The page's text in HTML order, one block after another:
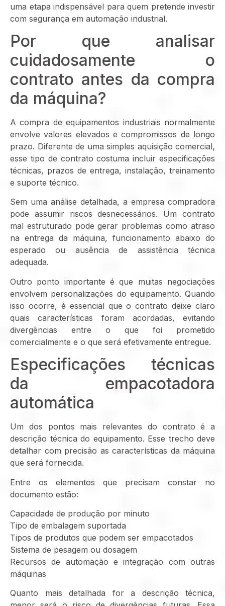
uma etapa indispensável para quem pretende investir
com segurança em automação industrial.
Por que analisar
cuidadosamente o
contrato antes da compra
da máquina?
A compra de equipamentos industriais normalmente
envolve valores elevados e compromissos de longo
prazo. Diferente de uma simples aquisição comercial,
esse tipo de contrato costuma incluir especificações
técnicas, prazos de entrega, instalação, treinamento
e suporte técnico.
Sem uma análise detalhada, a empresa compradora
pode assumir riscos desnecessários. Um contrato
mal estruturado pode gerar problemas como atraso
na entrega da máquina, funcionamento abaixo do
esperado ou ausência de assistência técnica
adequada.
Outro ponto importante é que muitas negociações
envolvem personalizações do equipamento. Quando
isso ocorre, é essencial que o contrato deixe claro
quais características foram acordadas, evitando
divergências entre o que foi prometido
comercialmente e o que será efetivamente entregue.
Especificações técnicas
da empacotadora
automática
Um dos pontos mais relevantes do contrato é a
descrição técnica do equipamento. Esse trecho deve
detalhar com precisão as características da máquina
que será fornecida.
Entre os elementos que precisam constar no
documento estão:
Capacidade de produção por minuto
Tipo de embalagem suportada
Tipos de produtos que podem ser empacotados
Sistema de pesagem ou dosagem
Recursos de automação e integração com outras
máquinas
Quanto mais detalhada for a descrição técnica,